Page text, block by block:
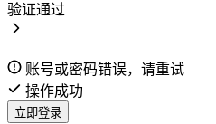
验证通过
账号或密码错误，请重试
操作成功
立即登录